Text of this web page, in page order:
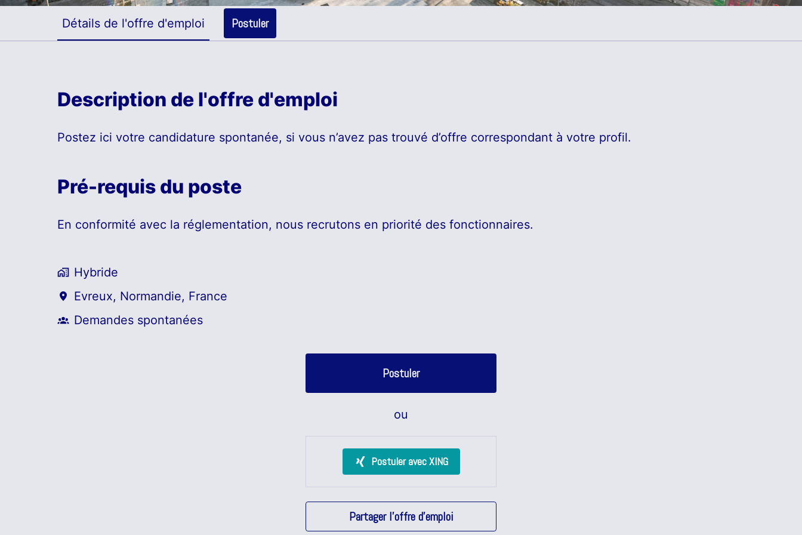
Détails de l'offre d'emploi Postuler
Description de l'offre d'emploi
Postez ici votre candidature spontanée, si vous n’avez pas trouvé d’offre correspondant à votre profil.
Pré-requis du poste
En conformité avec la réglementation, nous recrutons en priorité des fonctionnaires.
Hybride
Evreux, Normandie, France
Demandes spontanées
Postuler
ou
Postuler avec XING
Partager l'offre d'emploi